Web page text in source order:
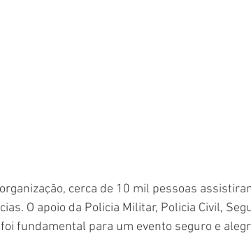
cerca de 10 mil pessoas
O apoio da Policia Militar, Policia Civil,
fundamental para um evento seguro e